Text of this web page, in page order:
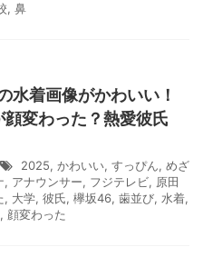
, 鼻
水着画像がかわいい！
変わった？熱愛彼氏
2025, かわいい, すっぴん, めざ
, アナウンサー, フジテレビ, 原田
, 大学, 彼氏, 欅坂46, 歯並び, 水着,
, 顔変わった